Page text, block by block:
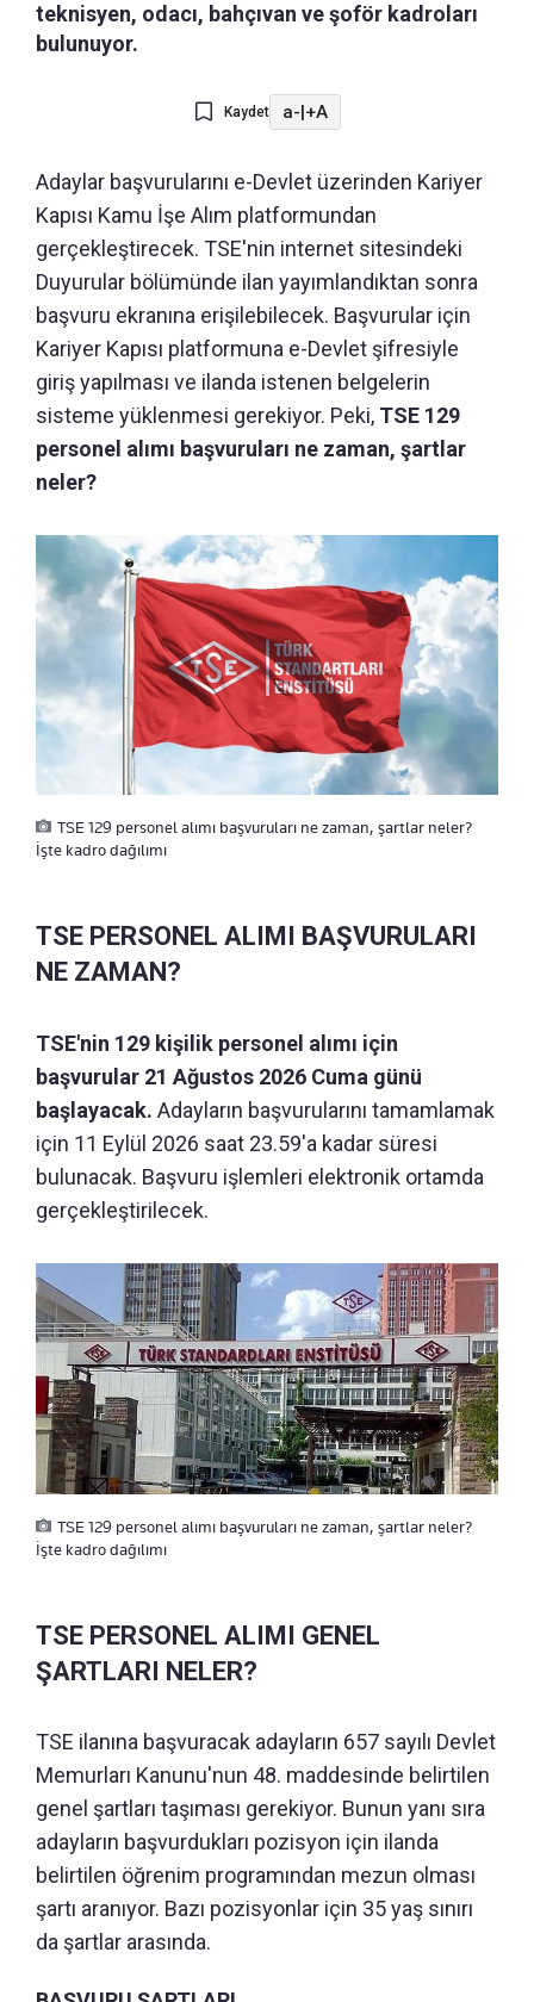
teknisyen, odacı, bahçıvan ve şoför kadroları
bulunuyor.
Kaydet a-|+A
Adaylar başvurularını e-Devlet üzerinden Kariyer
Kapısı Kamu İşe Alım platformundan
gerçekleştirecek. TSE'nin internet sitesindeki
Duyurular bölümünde ilan yayımlandıktan sonra
başvuru ekranına erişilebilecek. Başvurular için
Kariyer Kapısı platformuna e-Devlet şifresiyle
giriş yapılması ve ilanda istenen belgelerin
sisteme yüklenmesi gerekiyor. Peki, TSE 129
personel alımı başvuruları ne zaman, şartlar
neler?
TSE 129 personel alımı başvuruları ne zaman, şartlar neler?
İşte kadro dağılımı
TSE PERSONEL ALIMI BAŞVURULARI
NE ZAMAN?
TSE'nin 129 kişilik personel alımı için
başvurular 21 Ağustos 2026 Cuma günü
başlayacak. Adayların başvurularını tamamlamak
için 11 Eylül 2026 saat 23.59'a kadar süresi
bulunacak. Başvuru işlemleri elektronik ortamda
gerçekleştirilecek.
TSE 129 personel alımı başvuruları ne zaman, şartlar neler?
İşte kadro dağılımı
TSE PERSONEL ALIMI GENEL
ŞARTLARI NELER?
TSE ilanına başvuracak adayların 657 sayılı Devlet
Memurları Kanunu'nun 48. maddesinde belirtilen
genel şartları taşıması gerekiyor. Bunun yanı sıra
adayların başvurdukları pozisyon için ilanda
belirtilen öğrenim programından mezun olması
şartı aranıyor. Bazı pozisyonlar için 35 yaş sınırı
da şartlar arasında.